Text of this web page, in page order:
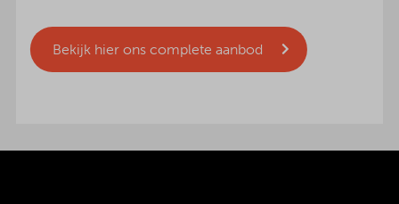
Bekijk hier ons complete aanbod